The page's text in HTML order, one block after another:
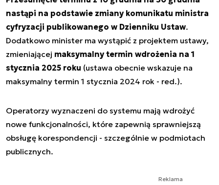
nastąpi na podstawie zmiany komunikatu ministra
cyfryzacji publikowanego w Dzienniku Ustaw.
Dodatkowo minister ma wystąpić z projektem ustawy,
zmieniającej maksymalny termin wdrożenia na 1
stycznia 2025 roku (ustawa obecnie wskazuje na
maksymalny termin 1 stycznia 2024 rok - red.).
Operatorzy wyznaczeni do systemu mają wdrożyć
nowe funkcjonalności, które zapewnią sprawniejszą
obsługę korespondencji - szczególnie w podmiotach
publicznych.
Reklama